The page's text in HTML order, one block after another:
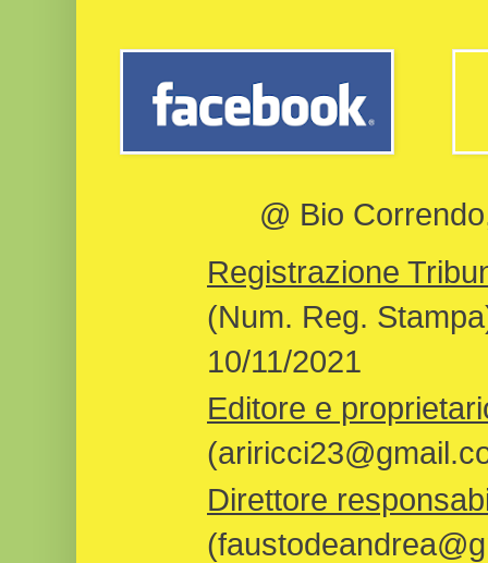
@ Bio
Registrazione
(Num. Reg.
10/11/2021
Editore e
Direttore